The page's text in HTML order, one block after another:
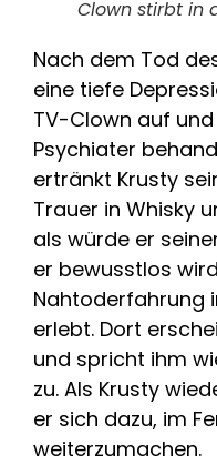
Clown stirbt in
Nach dem Tod
eine tiefe
TV-Clown auf
Psychiater
ertränkt Krusty
Trauer in Whisky
als würde er
er bewusstlos
Nahtoderfahrung
erlebt. Dort
und spricht ihm
zu. Als Krusty
er sich dazu, im
weiterzumachen.